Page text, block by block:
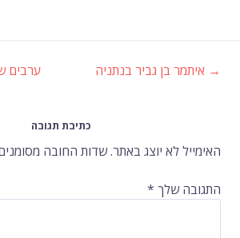
ניווט
ברשומות
→ איתמר בן גביר בנתניה
ערבים
כתיבת תגובה
האימייל לא יוצג באתר.שדות החובה
התגובה שלך *